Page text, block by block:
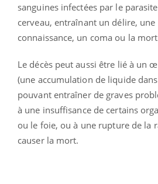
sanguines infectées par le
cerveau, entraînant un délire, une
connaissance, un coma ou la
Le décès peut aussi être lié à un
(une accumulation de liquide
pouvant entraîner de graves
à une insuffisance de certains
ou le foie, ou à une rupture de la
causer la mort.